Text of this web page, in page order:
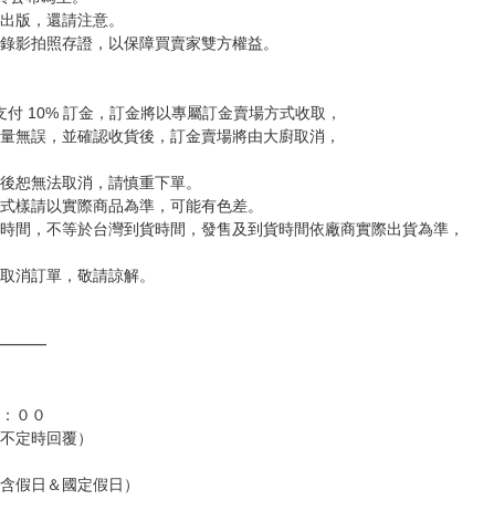
服務，請另尋其他店家，謝謝。
內所有商品到齊後一起發貨。
圖，請以實品為主。
3日內留言反應，逾期不受理。
瑕疵例外)
協助。
內未有任何反應，將直接加入黑名單，還請下單後準時取貨。
公布為主。
版，還請注意。
影拍照存證，以保障買賣家雙方權益。
恕無法取消，請慎重下單。
樣請以實際商品為準，可能有色差。
消訂單，敬請諒解。